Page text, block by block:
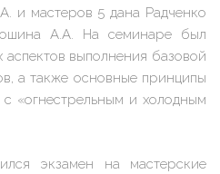
и мастеров 5 дана Радченко
А.А. На семинаре был
выполнения базовой
а также основные принципы
«огнестрельным и холодным
экзамен на мастерские